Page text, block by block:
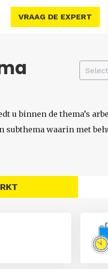
VRAAG DE EXPERT
u binnen de thema’s
subthema waarin met